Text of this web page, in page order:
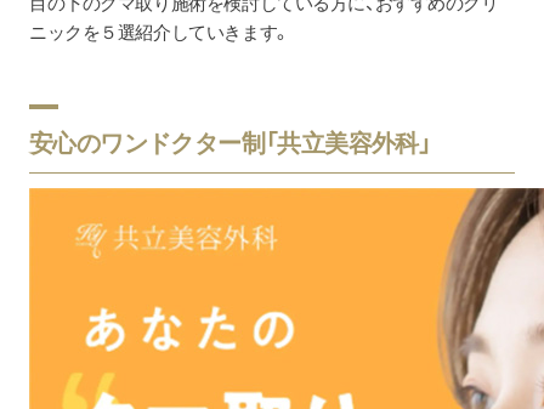
ニックを５選紹介していきます。
安心のワンドクター制「共立美容外科」